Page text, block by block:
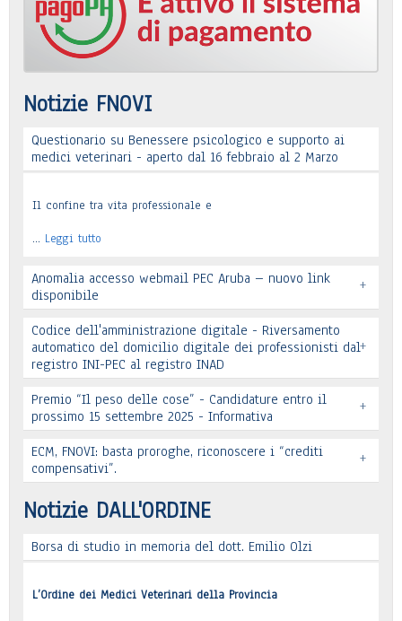
Notizie FNOVI
Questionario su Benessere psicologico e supporto ai
medici veterinari - aperto dal 16 febbraio al 2 Marzo
Il confine tra vita professionale e
… Leggi tutto
Anomalia accesso webmail PEC Aruba – nuovo link
disponibile
+
Leggi tutto
Codice dell'amministrazione digitale - Riversamento
automatico del domicilio digitale dei professionisti dal
registro INI-PEC al registro INAD
+
Leggi tutto
Premio “Il peso delle cose” - Candidature entro il
prossimo 15 settembre 2025 - Informativa
+
Premio “Il peso delle cose” - Candidature
… Leggi tutto
ECM, FNOVI: basta proroghe, riconoscere i “crediti
compensativi”.
+
Leggi tutto
Notizie DALL'ORDINE
Borsa di studio in memoria del dott. Emilio Olzi
L’Ordine dei Medici Veterinari della Provincia